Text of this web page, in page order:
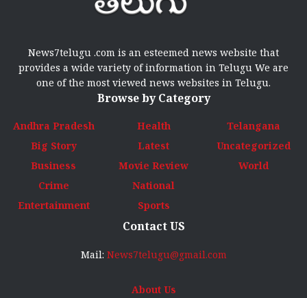
News7telugu .com is an esteemed news website that
provides a wide variety of information in Telugu We are
one of the most viewed news websites in Telugu.
Browse by Category
Andhra Pradesh
Big Story
Business
Crime
Entertainment
Health
Latest
Movie Review
National
Sports
Telangana
Uncategorized
World
Contact US
Mail: News7telugu@gmail.com
About Us